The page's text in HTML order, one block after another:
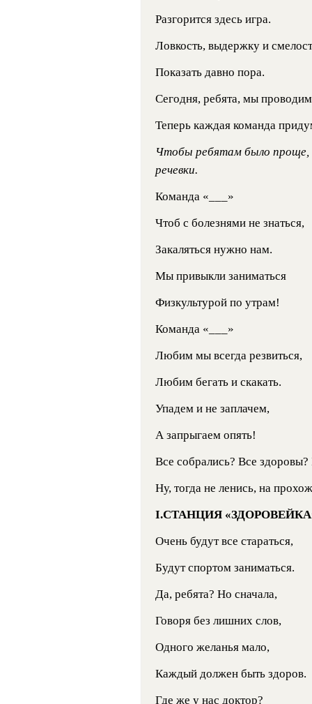
Разгорится здесь игра.
Ловкость, выдержку и
Показать давно пора.
Сегодня, ребята, мы
Теперь каждая команда
Чтобы ребятам было проще,
речевки.
Команда «___»
Чтоб с болезнями не знаться,
Закаляться нужно нам.
Мы привыкли заниматься
Физкультурой по утрам!
Команда «___»
Любим мы всегда резвиться,
Любим бегать и скакать.
Упадем и не заплачем,
А запрыгаем опять!
Все собрались? Все здоровы?
Ну, тогда не ленись, на
I.СТАНЦИЯ
Очень будут все стараться,
Будут спортом заниматься.
Да, ребята? Но сначала,
Говоря без лишних слов,
Одного желанья мало,
Каждый должен быть здоров.
Где же у нас доктор?